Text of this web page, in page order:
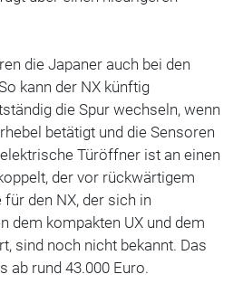
die Japaner auch bei den
kann der NX künftig
die Spur wechseln, wenn
betätigt und die Sensoren
Türöffner ist an einen
der vor rückwärtigem
den NX, der sich in
dem kompakten UX und dem
sind noch nicht bekannt. Das
ab rund 43.000 Euro.